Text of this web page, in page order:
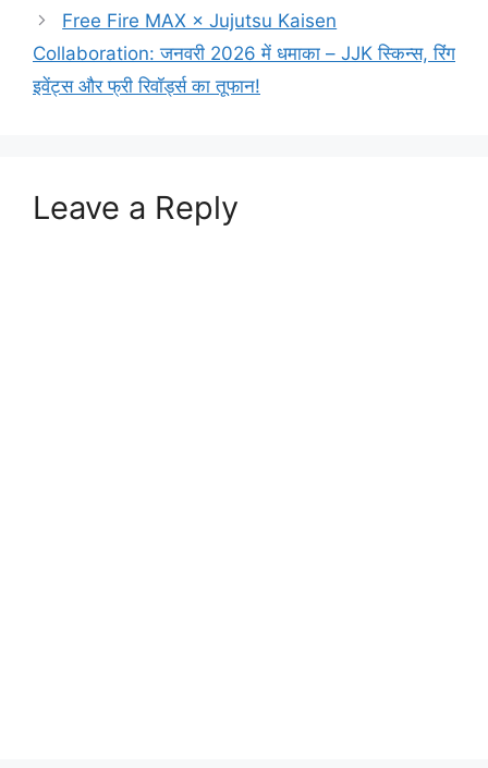
Free Fire MAX × Jujutsu Kaisen
Collaboration: जनवरी 2026 में धमाका – JJK स्किन्स, रिंग
इवेंट्स और फ्री रिवॉर्ड्स का तूफान!
Leave a Reply